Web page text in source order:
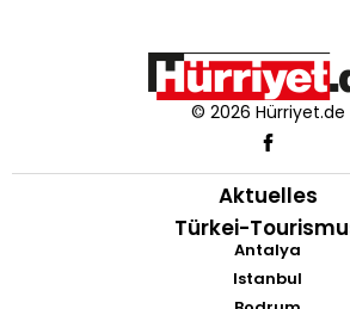
© 2026 Hürriyet.de
Aktuelles
Türkei-
Antalya
Istanbul